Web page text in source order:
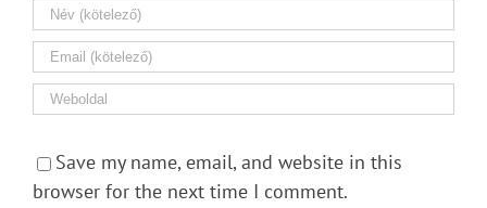
Save my name, email, and website in this
browser for the next time I comment.